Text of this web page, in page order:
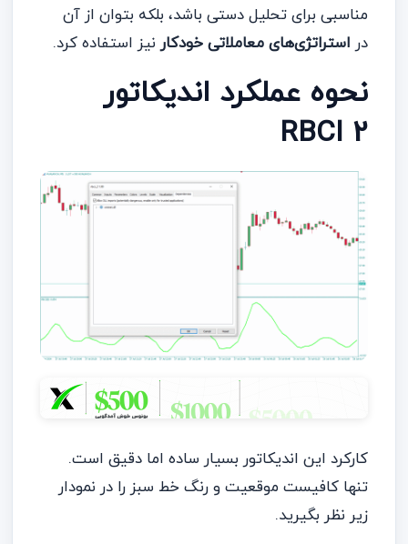
مناسبی برای تحلیل دستی باشد، بلکه بتوان از آن
در استراتژی‌های معاملاتی خودکارنیز استفاده کرد.
نحوه عملکرد اندیکاتور
RBCI 2
کارکرد این اندیکاتور بسیار ساده اما دقیق است.
تنها کافیست موقعیت و رنگ خط سبز را در نمودار
زیر نظر بگیرید.